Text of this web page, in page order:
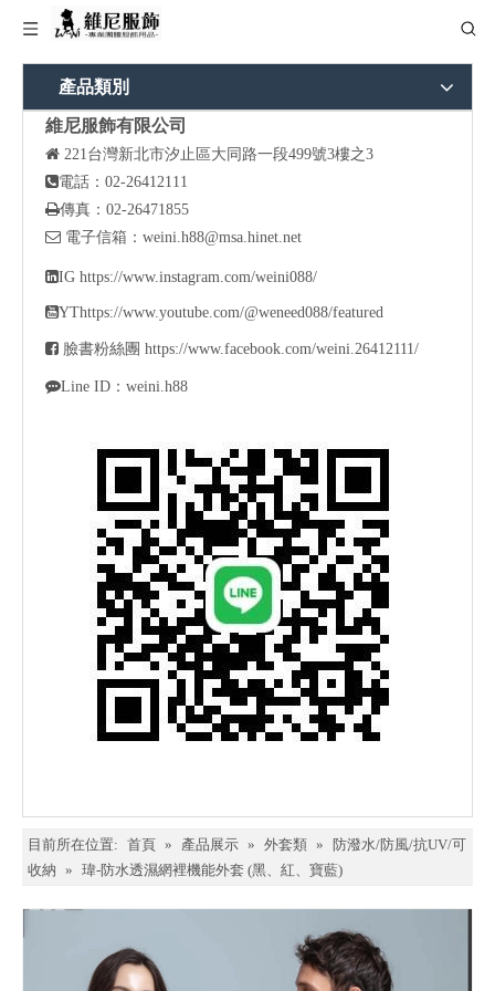
產品類別
維尼服飾有限公司
 221台灣新北市汐止區大同路一段499號3樓之3
電話：02-26412111
傳真：02-26471855
 電子信箱： weini.h88@msa.hinet.net
IG https://www.instagram.com/weini088/
YThttps://www.youtube.com/@weneed088/featured
 臉書粉絲團 https://www.facebook.com/weini.26412111/
Line ID：weini.h88
目前所在位置: 首頁 » 產品展示 » 外套類 »
防潑水/防風/抗UV/可
收納 » 瑋-防水透濕網裡機能外套 (黑、紅、寶藍)